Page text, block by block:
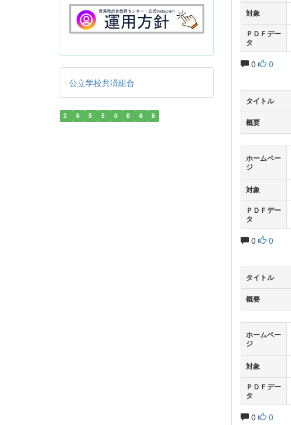
対象
ＰＤＦデー
タ
0 0
タイトル
概要
ホームペー
ジ
対象
ＰＤＦデー
タ
0 0
タイトル
概要
ホームペー
ジ
対象
ＰＤＦデー
タ
0 0
公立学校共済組合
2 6 5 5 0 8 6 6